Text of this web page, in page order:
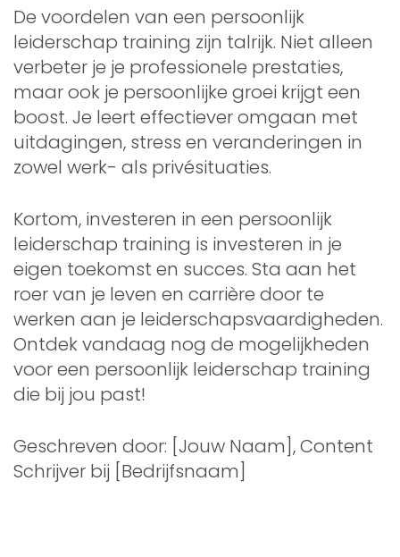
De voordelen van een persoonlijk
leiderschap training zijn talrijk. Niet alleen
verbeter je je professionele prestaties,
maar ook je persoonlijke groei krijgt een
boost. Je leert effectiever omgaan met
uitdagingen, stress en veranderingen in
zowel werk- als privésituaties.
Kortom, investeren in een persoonlijk
leiderschap training is investeren in je
eigen toekomst en succes. Sta aan het
roer van je leven en carrière door te
werken aan je leiderschapsvaardigheden.
Ontdek vandaag nog de mogelijkheden
voor een persoonlijk leiderschap training
die bij jou past!
Geschreven door: [Jouw Naam], Content
Schrijver bij [Bedrijfsnaam]